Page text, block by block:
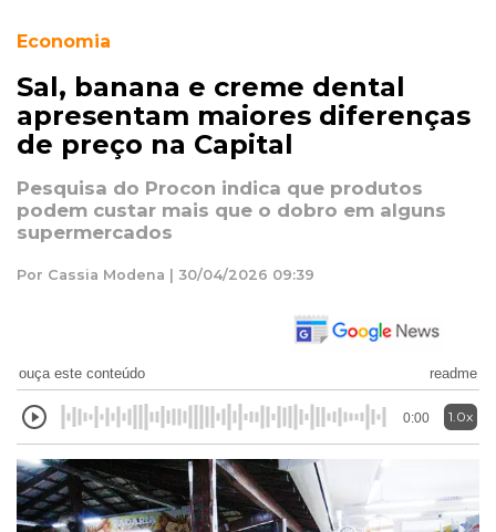
Economia
Sal, banana e creme dental
apresentam maiores diferenças
de preço na Capital
Pesquisa do Procon indica que produtos
podem custar mais que o dobro em alguns
supermercados
Por Cassia Modena | 30/04/2026 09:39
ouça este conteúdo readme
0:00 1.0x